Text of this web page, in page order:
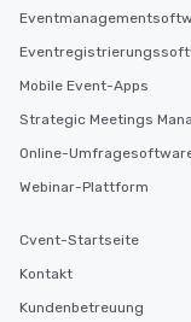
Mobile Event-Apps
Strategic Meetings
Online-
Webinar-Plattform
Cvent-Startseite
Kontakt
Kundenbetreuung